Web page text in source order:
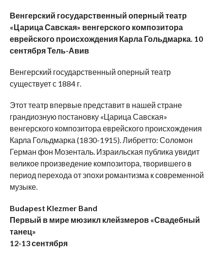
Венгерский государственный оперный театр
«Царица Савская» венгерского композитора
еврейского происхождения Карла Гольдмарка. 10
сентября Тель-Авив
Венгерский государственный оперный театр
существует с 1884 г.
Этот театр впервые представит в нашей стране
грандиозную постановку «Царица Савская»
венгерского композитора еврейского происхождения
Карла Гольдмарка (1830-1915). Либретто: Соломон
Герман фон Мозенталь. Израильская публика увидит
великое произведение композитора, творившего в
период перехода от эпохи романтизма к современной
музыке.
Budapest Klezmer Band
Первый в мире мюзикл клейзмеров «Свадебный
танец»
12-13 сентября